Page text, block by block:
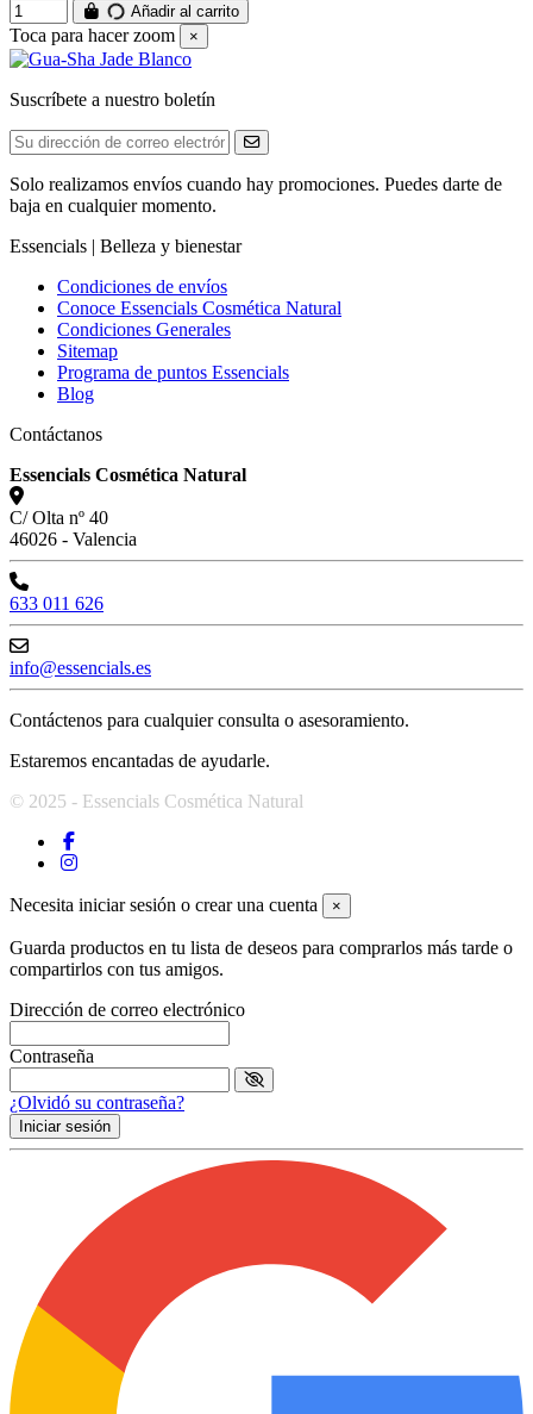
Añadir al carrito
Toca para hacer zoom ×
Suscríbete a nuestro boletín
Solo realizamos envíos cuando hay promociones. Puedes darte de
baja en cualquier momento.
Essencials | Belleza y bienestar
Condiciones de envíos
Conoce Essencials Cosmética Natural
Condiciones Generales
Sitemap
Programa de puntos Essencials
Blog
Contáctanos
Essencials Cosmética Natural
C/ Olta nº 40
46026 - Valencia
633 011 626
info@essencials.es
Contáctenos para cualquier consulta o asesoramiento.
Estaremos encantadas de ayudarle.
© 2025 - Essencials Cosmética Natural
Necesita iniciar sesión o crear una cuenta ×
Guarda productos en tu lista de deseos para comprarlos más tarde o
compartirlos con tus amigos.
Dirección de correo electrónico
Contraseña
¿Olvidó su contraseña?
Iniciar sesión